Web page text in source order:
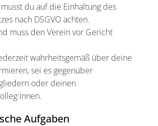
du auf die Einhaltung des
nach DSGVO achten.
muss den Verein vor Gericht
wahrheitsgemäß über deine
sei es gegenüber
oder deinen
Aufgaben